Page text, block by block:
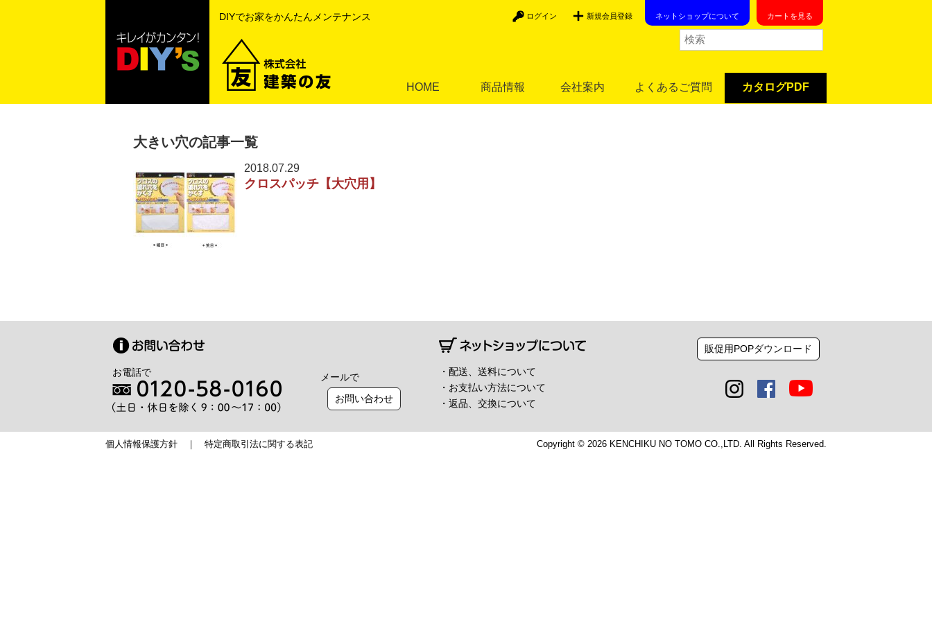
DIYでお家をかんたんメンテナンス カートを見る
ネットショップについて
新規会員登録
ログイン
HOME 商品情報 会社案内 よくあるご質問 カタログPDF
大きい穴の記事一覧
2018.07.29
クロスパッチ【大穴用】
お電話で
メールで
お問い合わせ
・配送、送料について
・お支払い方法について
・返品、交換について
販促用POPダウンロード
個人情報保護方針 ｜ 特定商取引法に関する表記 Copyright © 2026 KENCHIKU NO TOMO CO.,LTD. All Rights Reserved.